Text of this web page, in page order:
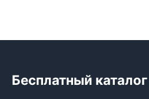
Бесплатный